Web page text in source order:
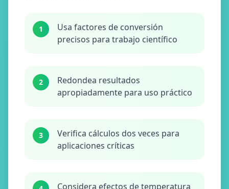
1
Usa factores de conversión
precisos para trabajo científico
2
Redondea resultados
apropiadamente para uso práctico
3
Verifica cálculos dos veces para
aplicaciones críticas
Considera efectos de temperatura